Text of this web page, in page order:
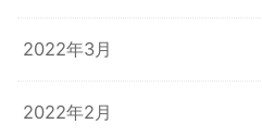
2022年3月
2022年2月